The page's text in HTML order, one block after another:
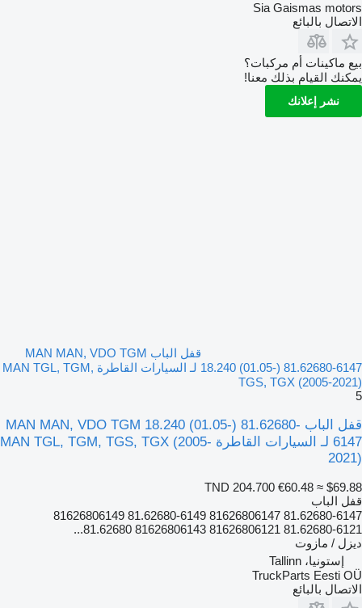
Sia Gaismas motors
الاتصال بالبائع
بيع ماكينات أم مركبات؟
يمكنك القيام بذلك معنا!
نشر إعلانك
قفل الباب MAN MAN, VDO TGM
18.240 (01.05-) 81.62680-6147 لـ السيارات القاطرة MAN TGL, TGM,
TGS, TGX (2005-2021)
5
قفل الباب MAN MAN, VDO TGM 18.240 (01.05-) 81.62680-
6147 لـ السيارات القاطرة MAN TGL, TGM, TGS, TGX (2005-
2021)
TND 204.700 €60.48 ≈ $69.88
قفل الباب
81.62680-6147 81626806147 81.62680-6149 81626806149
81.62680-6121 81626806121 81626806143 81.62680...
ديزل / مازوت
إستونيا، Tallinn
TruckParts Eesti OÜ
الاتصال بالبائع